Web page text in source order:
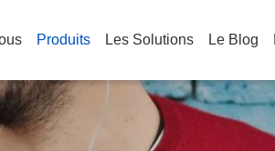
Produits Les Solutions Le Blog